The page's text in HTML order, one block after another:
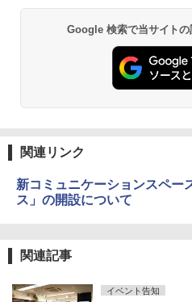
Google 検索で当サイト
関連リンク
新コミュニケーションスペー
ス」の開設について
関連記事
イベント告知